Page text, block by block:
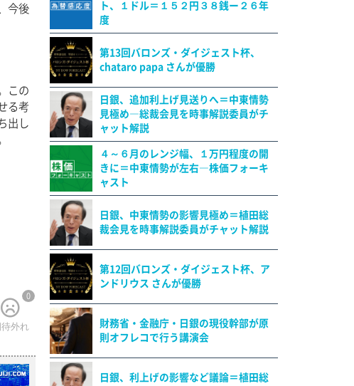
今後
この
る考
出し
0
外れ
ト、１ドル＝１５２円３８銭ー２６年
度
第13回バロンズ・ダイジェスト杯、
chataro papa さんが優勝
日銀、追加利上げ見送りへ＝中東情勢
見極め―総裁会見を時事解説委員がチ
ャット解説
４～６月のレンジ幅、１万円程度の開
きに＝中東情勢が左右―株価フォーキ
ャスト
日銀、中東情勢の影響見極め＝植田総
裁会見を時事解説委員がチャット解説
第12回バロンズ・ダイジェスト杯、ア
ンドリウス さんが優勝
財務省・金融庁・日銀の現役幹部が原
則オフレコで行う講演会
日銀、利上げの影響など議論＝植田総